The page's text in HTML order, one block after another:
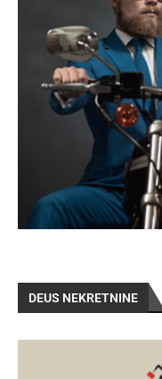
DEUS NEKRETNINE